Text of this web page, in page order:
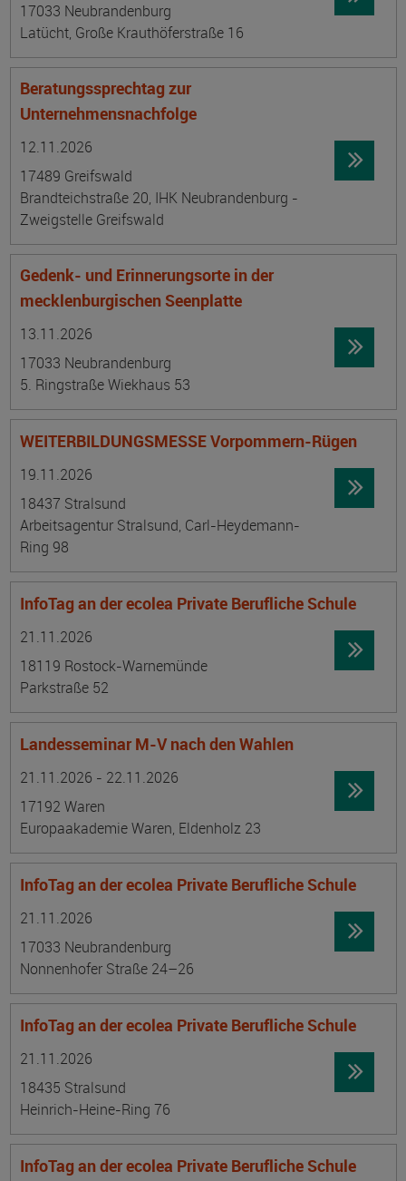
17033 Neubrandenburg
Latücht, Große Krauthöferstraße 16
Beratungssprechtag zur
Unternehmensnachfolge
12.11.2026
17489 Greifswald
Brandteichstraße 20, IHK Neubrandenburg -
Zweigstelle Greifswald
Gedenk- und Erinnerungsorte in der
mecklenburgischen Seenplatte
13.11.2026
17033 Neubrandenburg
5. Ringstraße Wiekhaus 53
WEITERBILDUNGSMESSE Vorpommern-Rügen
19.11.2026
18437 Stralsund
Arbeitsagentur Stralsund, Carl-Heydemann-
Ring 98
InfoTag an der ecolea Private Berufliche Schule
21.11.2026
18119 Rostock-Warnemünde
Parkstraße 52
Landesseminar M-V nach den Wahlen
21.11.2026 - 22.11.2026
17192 Waren
Europaakademie Waren, Eldenholz 23
InfoTag an der ecolea Private Berufliche Schule
21.11.2026
17033 Neubrandenburg
Nonnenhofer Straße 24–26
InfoTag an der ecolea Private Berufliche Schule
21.11.2026
18435 Stralsund
Heinrich-Heine-Ring 76
InfoTag an der ecolea Private Berufliche Schule